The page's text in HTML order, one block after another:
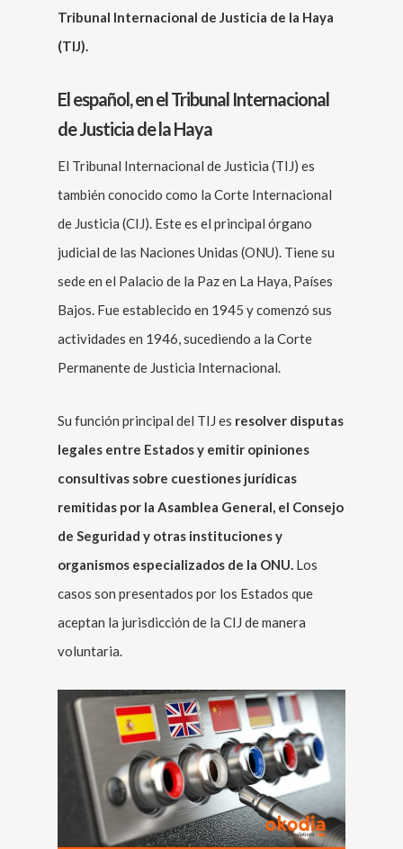
Tribunal Internacional de Justicia de la Haya
(TIJ).
El español, en el Tribunal Internacional
de Justicia de la Haya
El Tribunal Internacional de Justicia (TIJ) es
también conocido como la Corte Internacional
de Justicia (CIJ). Este es el principal órgano
judicial de las Naciones Unidas (ONU). Tiene su
sede en el Palacio de la Paz en La Haya, Países
Bajos. Fue establecido en 1945 y comenzó sus
actividades en 1946, sucediendo a la Corte
Permanente de Justicia Internacional.
Su función principal del TIJ es resolver disputas
legales entre Estados y emitir opiniones
consultivas sobre cuestiones jurídicas
remitidas por la Asamblea General, el Consejo
de Seguridad y otras instituciones y
organismos especializados de la ONU. Los
casos son presentados por los Estados que
aceptan la jurisdicción de la CIJ de manera
voluntaria.